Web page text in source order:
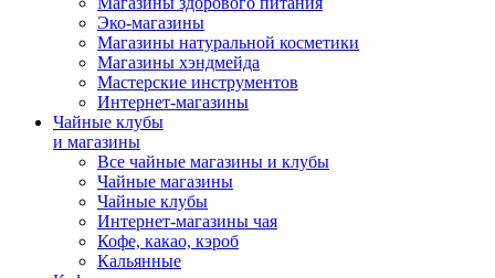
Эко-магазины
Магазины натуральной косметики
Магазины хэндмейда
Мастерские инструментов
Интернет-магазины
Чайные клубы
и магазины
Все чайные магазины и клубы
Чайные магазины
Чайные клубы
Интернет-магазины чая
Кофе, какао, кэроб
Кальянные